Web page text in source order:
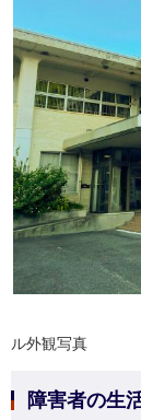
レ
ル外観写真
障害者の生